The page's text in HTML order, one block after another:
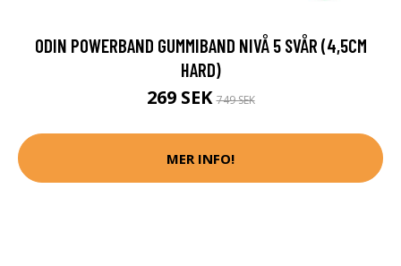
ODIN POWERBAND GUMMIBAND NIVÅ 5 SVÅR (4,5CM
HARD)
269 SEK749 SEK
MER INFO!